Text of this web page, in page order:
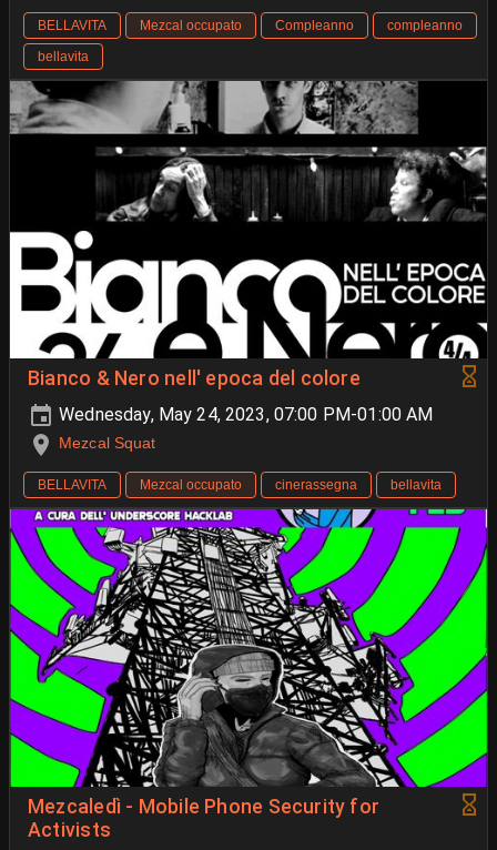
BELLAVITA Mezcal occupato Compleanno
compleanno
bellavita
Bianco & Nero nell' epoca del colore
Wednesday, May 24, 2023, 07:00 PM-01:00 AM
Mezcal Squat
BELLAVITA Mezcal occupato cinerassegna bellavita
Mezcaledì - Mobile Phone Security for
Activists